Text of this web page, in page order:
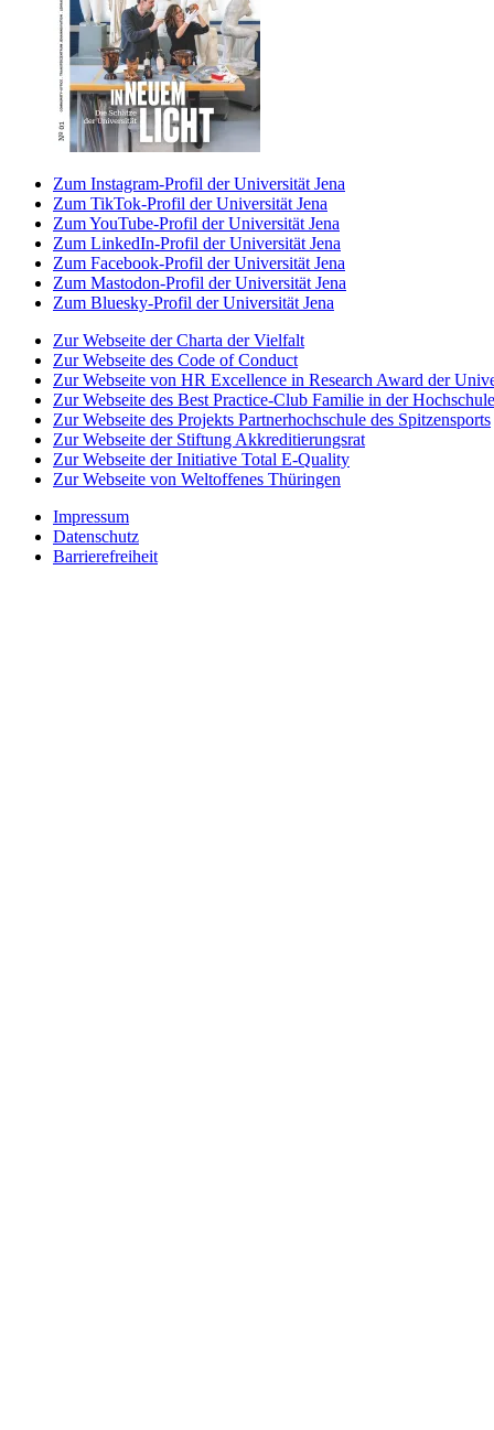
Zum Instagram-Profil der Universität Jena
Zum TikTok-Profil der Universität Jena
Zum YouTube-Profil der Universität Jena
Zum LinkedIn-Profil der Universität Jena
Zum Facebook-Profil der Universität Jena
Zum Mastodon-Profil der Universität Jena
Zum Bluesky-Profil der Universität Jena
Zur Webseite der Charta der Vielfalt
Zur Webseite des Code of Conduct
Zur Webseite von HR Excellence in Research Award der
Zur Webseite des Best Practice-Club Familie in der Hochschule
Zur Webseite des Projekts Partnerhochschule des Spitzensports
Zur Webseite der Stiftung Akkreditierungsrat
Zur Webseite der Initiative Total E-Quality
Zur Webseite von Weltoffenes Thüringen
Impressum
Datenschutz
Barrierefreiheit